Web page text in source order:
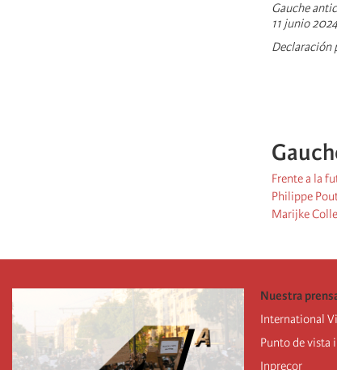
Gauche
11 junio 2024
Declaración
Frente a la
Philippe
Marijke
Nuestra
International
Punto de vista
Inprecor